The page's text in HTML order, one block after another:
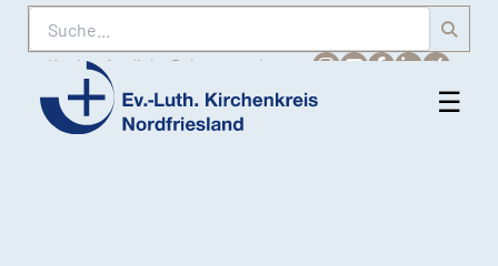
Suche
Karriere Amtliche Bekanntmachungen
Ev.-
☰